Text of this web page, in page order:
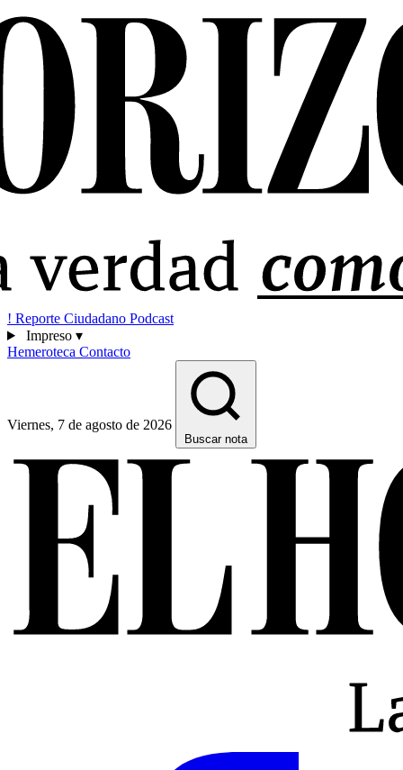
! Reporte Ciudadano Podcast
Impreso ▾
Hemeroteca Contacto
Viernes, 7 de agosto de 2026
Buscar nota